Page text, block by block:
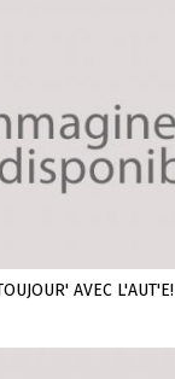
AVEC L'AUT'E!